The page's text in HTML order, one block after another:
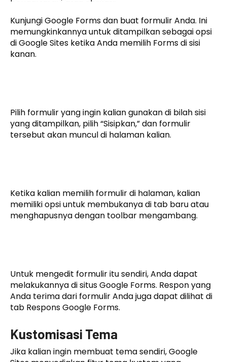
Kunjungi Google Forms dan buat formulir Anda. Ini
memungkinkannya untuk ditampilkan sebagai opsi
di Google Sites ketika Anda memilih Forms di sisi
kanan.
Pilih formulir yang ingin kalian gunakan di bilah sisi
yang ditampilkan, pilih “Sisipkan,” dan formulir
tersebut akan muncul di halaman kalian.
Ketika kalian memilih formulir di halaman, kalian
memiliki opsi untuk membukanya di tab baru atau
menghapusnya dengan toolbar mengambang.
Untuk mengedit formulir itu sendiri, Anda dapat
melakukannya di situs Google Forms. Respon yang
Anda terima dari formulir Anda juga dapat dilihat di
tab Respons Google Forms.
Kustomisasi Tema
Jika kalian ingin membuat tema sendiri, Google